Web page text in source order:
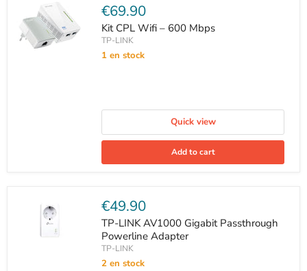
Current
price
€69.90
Kit CPL Wifi – 600 Mbps
TP-LINK
1 en stock
Quick view
Add to cart
Current
price
€49.90
TP-LINK AV1000 Gigabit Passthrough
Powerline Adapter
TP-LINK
2 en stock